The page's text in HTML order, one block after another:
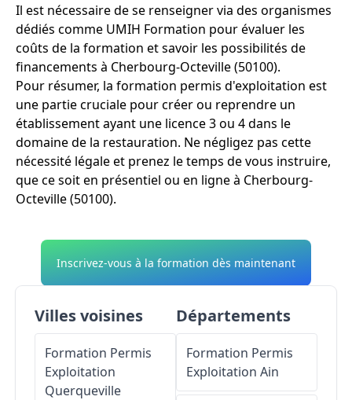
Il est nécessaire de se renseigner via des organismes
dédiés comme UMIH Formation pour évaluer les
coûts de la formation et savoir les possibilités de
financements à Cherbourg-Octeville (50100).
Pour résumer, la formation permis d'exploitation est
une partie cruciale pour créer ou reprendre un
établissement ayant une licence 3 ou 4 dans le
domaine de la restauration. Ne négligez pas cette
nécessité légale et prenez le temps de vous instruire,
que ce soit en présentiel ou en ligne à Cherbourg-
Octeville (50100).
Inscrivez-vous à la formation dès maintenant
Villes voisines
Formation Permis
Exploitation
Querqueville
Départements
Formation Permis
Exploitation Ain